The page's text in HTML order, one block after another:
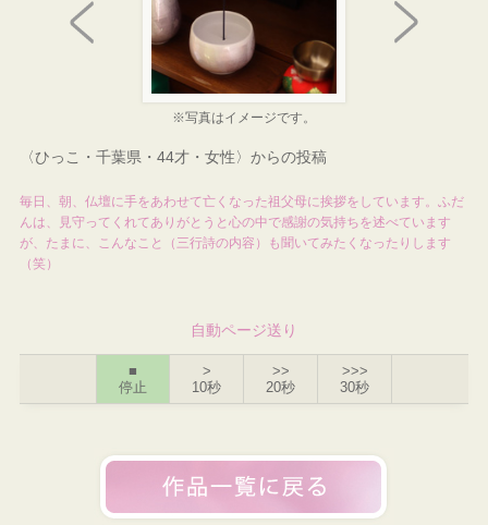
※写真はイメージです。
〈ひっこ・千葉県・44才・女性〉からの投稿
毎日、朝、仏壇に手をあわせて亡くなった祖父母に挨拶をしています。ふだ
んは、見守ってくれてありがとうと心の中で感謝の気持ちを述べています
が、たまに、こんなこと（三行詩の内容）も聞いてみたくなったりします
（笑）
自動ページ送り
■
停止
>
10秒
>>
20秒
>>>
30秒